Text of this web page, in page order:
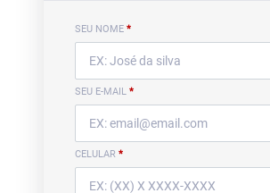
SEU NOME *
SEU E-MAIL *
CELULAR *